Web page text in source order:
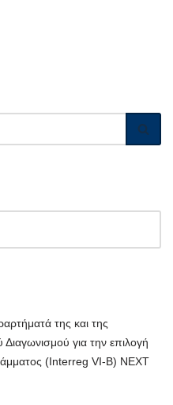
της και της
Διαγωνισμού για την επιλογή
(Interreg VI-B) NEXT